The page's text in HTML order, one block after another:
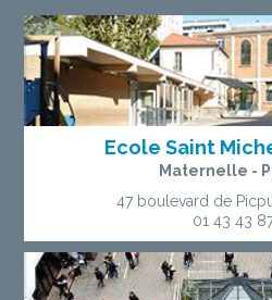
Ecole Saint
Maternelle -
47 boulevard de
01 43 43